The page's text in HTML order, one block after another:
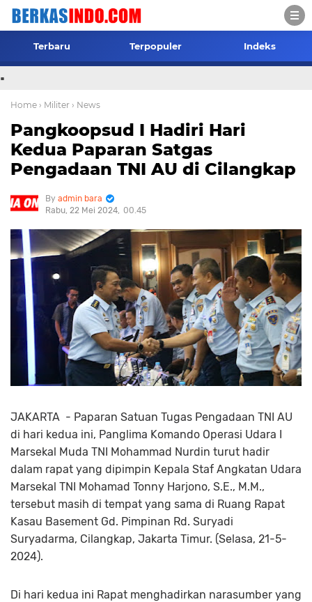
Terbaru Terpopuler Indeks
.
Home › Militer › News
Pangkoopsud I Hadiri Hari
Kedua Paparan Satgas
Pengadaan TNI AU di Cilangkap
admin bara
Rabu, 22 Mei 2024 00.45
JAKARTA - Paparan Satuan Tugas Pengadaan TNI AU
di hari kedua ini, Panglima Komando Operasi Udara I
Marsekal Muda TNI Mohammad Nurdin turut hadir
dalam rapat yang dipimpin Kepala Staf Angkatan Udara
Marsekal TNI Mohamad Tonny Harjono, S.E., M.M.,
tersebut masih di tempat yang sama di Ruang Rapat
Kasau Basement Gd. Pimpinan Rd. Suryadi
Suryadarma, Cilangkap, Jakarta Timur. (Selasa, 21-5-
2024).
Di hari kedua ini Rapat menghadirkan narasumber yang